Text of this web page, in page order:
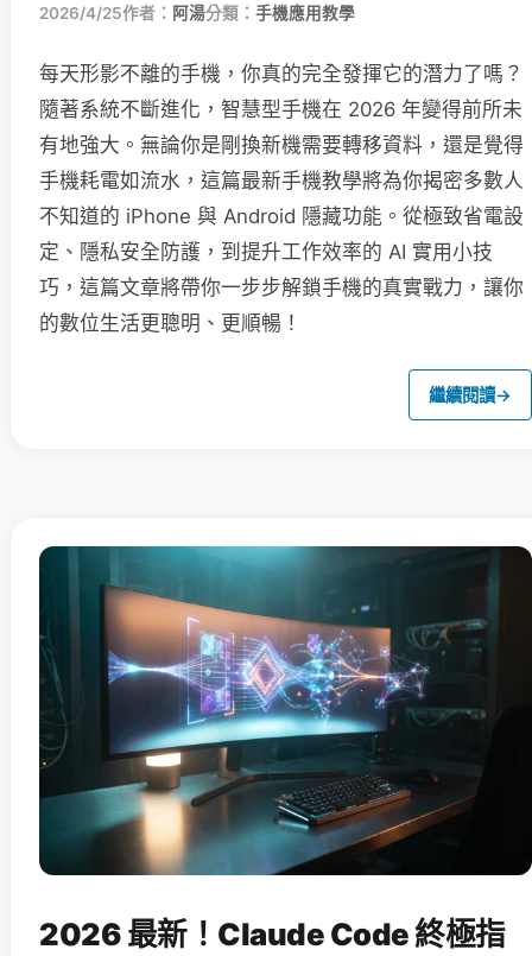
2026/4/25作者： 阿湯分類： 手機應用教學
每天形影不離的手機，你真的完全發揮它的潛力了嗎？
隨著系統不斷進化，智慧型手機在 2026 年變得前所未
有地強大。無論你是剛換新機需要轉移資料，還是覺得
手機耗電如流水，這篇最新手機教學將為你揭密多數人
不知道的 iPhone 與 Android 隱藏功能。從極致省電設
定、隱私安全防護，到提升工作效率的 AI 實用小技
巧，這篇文章將帶你一步步解鎖手機的真實戰力，讓你
的數位生活更聰明、更順暢！
繼續閱讀→
2026 最新！Claude Code 終極指